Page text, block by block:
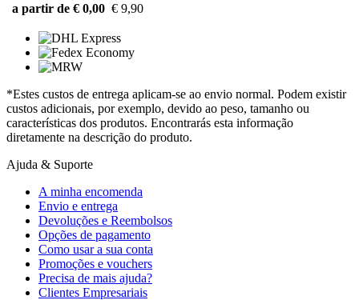
a partir de € 0,00 € 9,90
*Estes custos de entrega aplicam-se ao envio normal. Podem existir
custos adicionais, por exemplo, devido ao peso, tamanho ou
características dos produtos. Encontrarás esta informação
diretamente na descrição do produto.
Ajuda & Suporte
A minha encomenda
Envio e entrega
Devoluções e Reembolsos
Opções de pagamento
Como usar a sua conta
Promoções e vouchers
Precisa de mais ajuda?
Clientes Empresariais